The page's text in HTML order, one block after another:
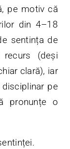
pe motiv că
din 4–18
sentința de
(deși
clară), iar
pe
pronunțe o